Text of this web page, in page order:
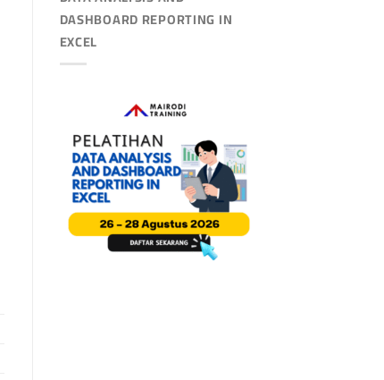
DASHBOARD REPORTING IN
EXCEL